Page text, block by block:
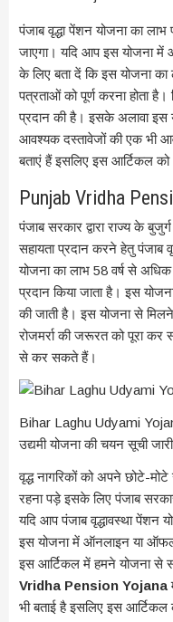
पंजाब वृद्धा पेंशन योजना का लाभ
जाएगा। यदि आप इस योजना में
के लिए बता दें कि इस योजना का
पत्रताओं को पूर्ण करना होता
प्रदान की है। इसके अलावा
आवश्यक दस्तावेजों की एक भी
बताएं हैं इसलिए इस आर्टिकल
Punjab Vridha
पंजाब सरकार द्वारा राज्य के
सहायता प्रदान करने हेतु
योजना का लाभ 58 वर्ष से
प्रदान किया जाता है। इस
की जाती है। इस योजना से
रोजमर्रा की जरूरत को पूरा
से कर सकते हैं।
Bihar Laghu Udyami
उद्यमी योजना की चयन सूची
वृद्ध नागरिकों को अपने छोटे-
रहना पड़े इसके लिए पंजाब
यदि आप पंजाब वृद्धावस्था पेंशन
इस योजना में ऑनलाइन या
इस आर्टिकल में हमने योजना से
Vridha Pension Yojana
भी बताई है इसलिए इस